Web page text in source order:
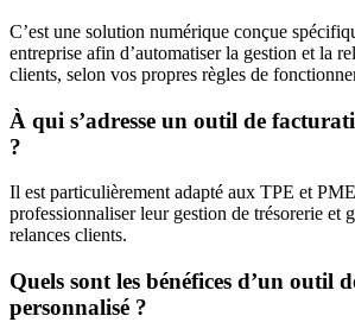
C’est une solution numérique conçue
entreprise afin d’automatiser la gestion et la
clients, selon vos propres règles de
À qui s’adresse un outil de
?
Il est particulièrement adapté aux TPE et
professionnaliser leur gestion de trésorerie et
relances clients.
Quels sont les bénéfices d’un outil
personnalisé ?